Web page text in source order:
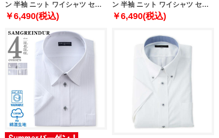
ン 半袖 ニット ワイシャツ セミ
ワイド 吸水速乾 ストレッチ 日本
20sw
￥6,490(税込)
ン 半袖 ニット ワイシャツ セミ
ワイド 吸水速乾 ストレッチ 日本
￥6,490(税込)